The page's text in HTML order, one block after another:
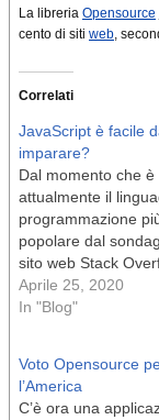
La libreria Opensource
cento di siti web,
Correlati
JavaScript è facile
imparare?
Dal momento che è
attualmente il
programmazione
popolare dal
sito web Stack
potresti esserti
JavaScript è facile da
su Quora e nei
affermano che puoi
Aprile 25, 2020
In "Blog"
Voto Opensource
l’America
C’è ora una